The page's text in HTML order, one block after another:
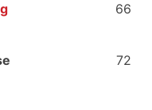
66
72